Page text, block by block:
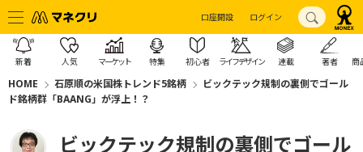
口座開設 ログイン
新着 人気 マーケット 特集 初心者 ライフデザイン 連載 著者 商
HOME 石原順の米国株トレンド5銘柄
ビックテック規制の裏側でゴール
ド銘柄群「BAANG」が浮上！？
ビックテック規制の裏側でゴール